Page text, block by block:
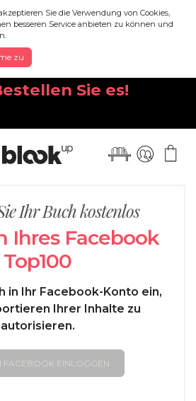
Sie die Verwendung von Cookies,
besseren Service anbieten zu können und
zu
Sie Ihr neues,
Instagram-
Sie es!
Ihr Buch kostenlos
Ihres Facebook
Top100
in Ihr Facebook-Konto ein,
Ihrer Inhalte zu
autorisieren.
FACEBOOK EINLOGGEN